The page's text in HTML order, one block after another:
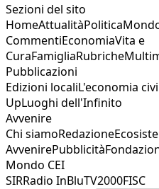
Sezioni del sito
HomeAttualitàPolitica
CommentiEconomiaVita e
CuraFamigliaRubriche
Pubblicazioni
Edizioni localiL'economia
UpLuoghi dell'Infinito
Avvenire
Chi siamoRedazione
AvvenirePubblicità
Mondo CEI
SIRRadio InBluTV2000FISC